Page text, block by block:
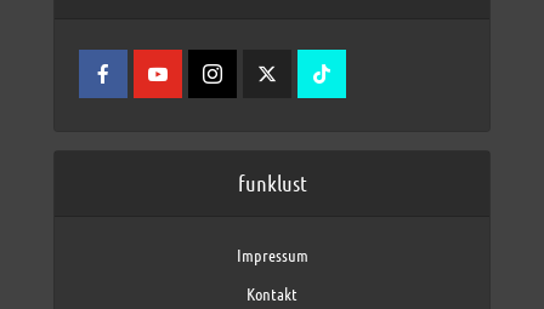
funklust
Impressum
Kontakt